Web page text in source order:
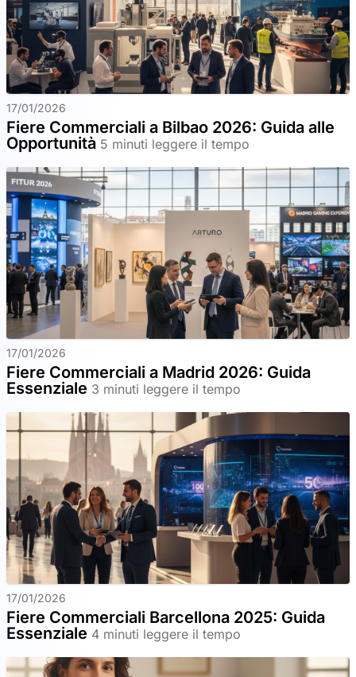
17/01/2026
Fiere Commerciali a Bilbao 2026: Guida alle
Opportunità 5 minuti leggere il tempo
17/01/2026
Fiere Commerciali a Madrid 2026: Guida
Essenziale 3 minuti leggere il tempo
17/01/2026
Fiere Commerciali Barcellona 2025: Guida
Essenziale 4 minuti leggere il tempo